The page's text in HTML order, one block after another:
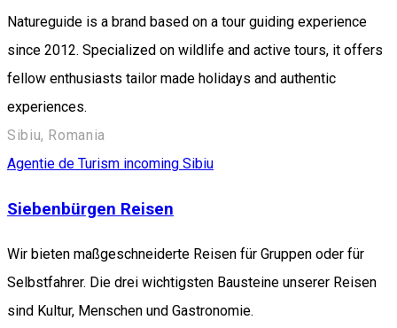
Natureguide is a brand based on a tour guiding experience
since 2012. Specialized on wildlife and active tours, it offers
fellow enthusiasts tailor made holidays and authentic
experiences.
Sibiu, Romania
Agentie de Turism incoming Sibiu
Siebenbürgen Reisen
Wir bieten maßgeschneiderte Reisen für Gruppen oder für
Selbstfahrer. Die drei wichtigsten Bausteine unserer Reisen
sind Kultur, Menschen und Gastronomie.